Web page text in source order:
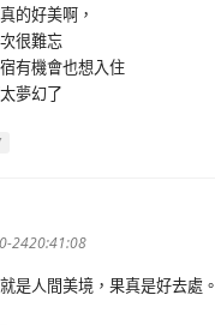
的好美啊，
很難忘
有機會也想入住
夢幻了
:2420:41:08
是人間美境，果真是好去處。